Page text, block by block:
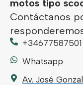
motos tipo
Contáctanos
+34677587501
Whatsapp
Av. José